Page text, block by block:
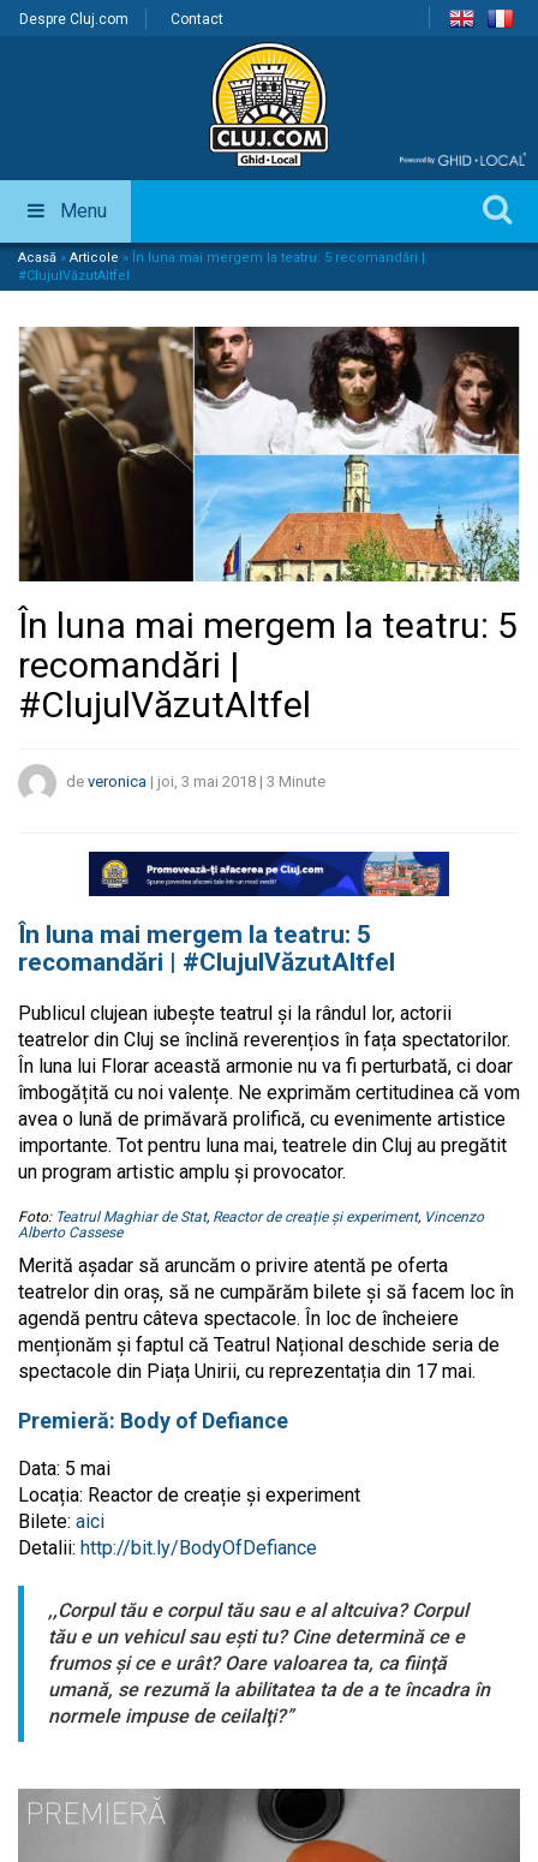
Despre Cluj.com Contact
Menu
Acasă » Articole » În luna mai mergem la teatru: 5 recomandări |
#ClujulVăzutAltfel
În luna mai mergem la teatru: 5
recomandări |
#ClujulVăzutAltfel
de veronica | joi, 3 mai 2018 | 3 Minute
În luna mai mergem la teatru: 5
recomandări | #ClujulVăzutAltfel
Publicul clujean iubește teatrul și la rândul lor, actorii
teatrelor din Cluj se înclină reverențios în fața spectatorilor.
În luna lui Florar această armonie nu va fi perturbată, ci doar
îmbogățită cu noi valențe. Ne exprimăm certitudinea că vom
avea o lună de primăvară prolifică, cu evenimente artistice
importante. Tot pentru luna mai, teatrele din Cluj au pregătit
un program artistic amplu și provocator.
Foto: Teatrul Maghiar de Stat, Reactor de creație și experiment, Vincenzo
Alberto Cassese
Merită așadar să aruncăm o privire atentă pe oferta
teatrelor din oraș, să ne cumpărăm bilete și să facem loc în
agendă pentru câteva spectacole. În loc de încheiere
menționăm și faptul că Teatrul Național deschide seria de
spectacole din Piața Unirii, cu reprezentația din 17 mai.
Premieră: Body of Defiance
Data: 5 mai
Locația: Reactor de creație și experiment
Bilete: aici
Detalii: http://bit.ly/BodyOfDefiance
,,Corpul tău e corpul tău sau e al altcuiva? Corpul
tău e un vehicul sau eşti tu? Cine determină ce e
frumos şi ce e urât? Oare valoarea ta, ca fiinţă
umană, se rezumă la abilitatea ta de a te încadra în
normele impuse de ceilalţi?”